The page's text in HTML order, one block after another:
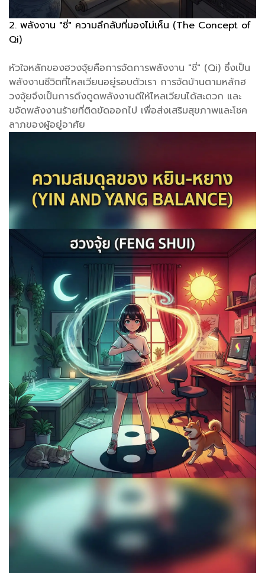
2. พลังงาน "ชี่" ความลึกลับที่มองไม่เห็น (The Concept of
Qi)
หัวใจหลักของฮวงจุ้ยคือการจัดการพลังงาน "ชี่" (Qi) ซึ่งเป็น
พลังงานชีวิตที่ไหลเวียนอยู่รอบตัวเรา การจัดบ้านตามหลักฮ
วงจุ้ยจึงเป็นการดึงดูดพลังงานดีให้ไหลเวียนได้สะดวก และ
ขจัดพลังงานร้ายที่ติดขัดออกไป เพื่อส่งเสริมสุขภาพและโชค
ลาภของผู้อยู่อาศัย